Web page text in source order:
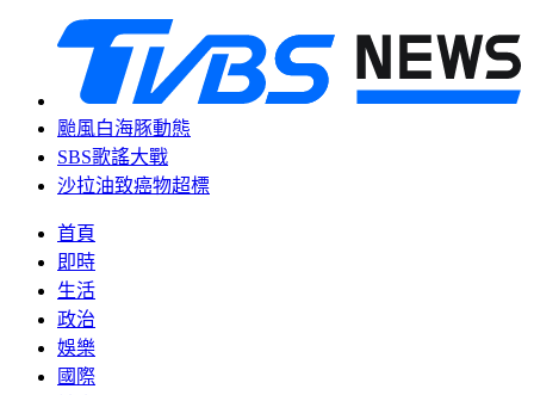
颱風白海豚動態
SBS歌謠大戰
沙拉油致癌物超標
首頁
即時
生活
政治
娛樂
國際